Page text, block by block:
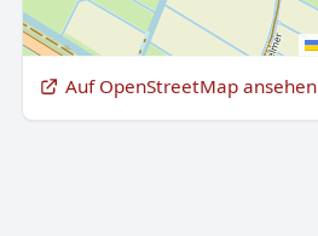
Auf OpenStreetMap ansehen